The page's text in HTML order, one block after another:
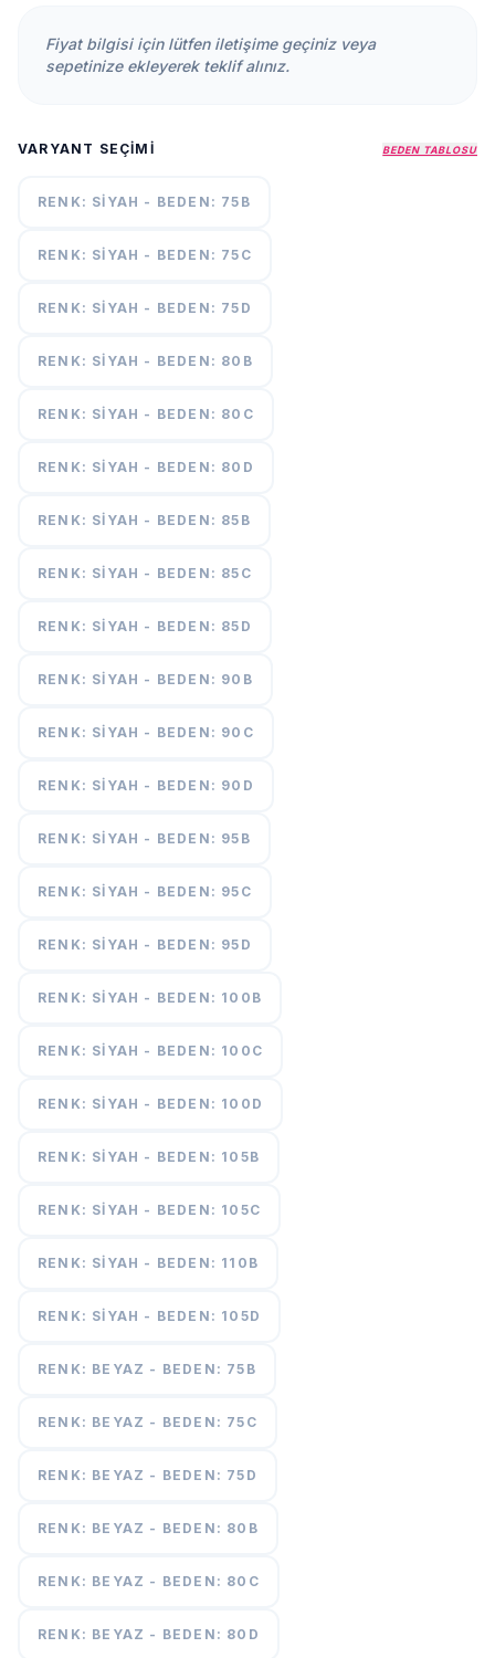
HAKKIMIZDA
call
7/24
537
55
Fiyat bilgisi için lütfen iletişime geçiniz veya
sepetinize ekleyerek teklif alınız.
VARYANT SEÇIMI BEDEN TABLOSU
RENK: SIYAH - BEDEN: 75B
RENK: SIYAH - BEDEN: 75C
RENK: SIYAH - BEDEN: 75D
RENK: SIYAH - BEDEN: 80B
RENK: SIYAH - BEDEN: 80C
RENK: SIYAH - BEDEN: 80D
RENK: SIYAH - BEDEN: 85B
RENK: SIYAH - BEDEN: 85C
RENK: SIYAH - BEDEN: 85D
RENK: SIYAH - BEDEN: 90B
RENK: SIYAH - BEDEN: 90C
RENK: SIYAH - BEDEN: 90D
RENK: SIYAH - BEDEN: 95B
RENK: SIYAH - BEDEN: 95C
RENK: SIYAH - BEDEN: 95D
RENK: SIYAH - BEDEN: 100B
RENK: SIYAH - BEDEN: 100C
RENK: SIYAH - BEDEN: 100D
RENK: SIYAH - BEDEN: 105B
RENK: SIYAH - BEDEN: 105C
RENK: SIYAH - BEDEN: 110B
RENK: SIYAH - BEDEN: 105D
RENK: BEYAZ - BEDEN: 75B
RENK: BEYAZ - BEDEN: 75C
RENK: BEYAZ - BEDEN: 75D
RENK: BEYAZ - BEDEN: 80B
RENK: BEYAZ - BEDEN: 80C
RENK: BEYAZ - BEDEN: 80D